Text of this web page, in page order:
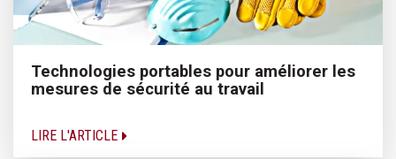
Technologies portables pour améliorer les
mesures de sécurité au travail
LIRE L'ARTICLE